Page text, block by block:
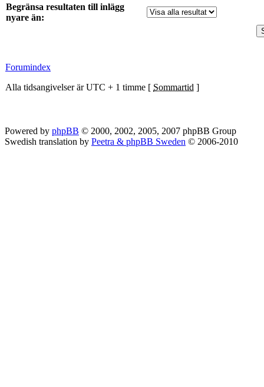
Begränsa resultaten till inlägg
nyare än:
Forumindex
Alla tidsangivelser är UTC + 1 timme [ Sommartid ]
Powered by phpBB © 2000, 2002, 2005, 2007 phpBB Group
Swedish translation by Peetra & phpBB Sweden © 2006-2010